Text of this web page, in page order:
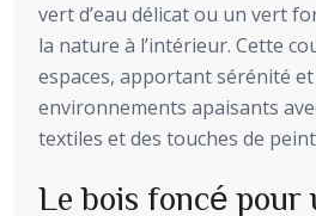
vert d’eau délicat ou un vert
la nature à l’intérieur. Cette
espaces, apportant sérénité
environnements apaisants
textiles et des touches de
Le bois foncé pour